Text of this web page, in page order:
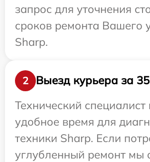
запрос для уточнения
сроков ремонта Вашего
Sharp.
2
Выезд курьера за
Технический специалист
удобное время для
техники Sharp. Если
углубленный ремонт мы